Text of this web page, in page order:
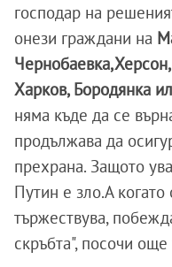
господар на
онези граждани на
Харков, Бородянка
няма къде да се
продължава да
прехрана. Защото
Путин е зло.А когато
тържествува,
скръбта", посочи още